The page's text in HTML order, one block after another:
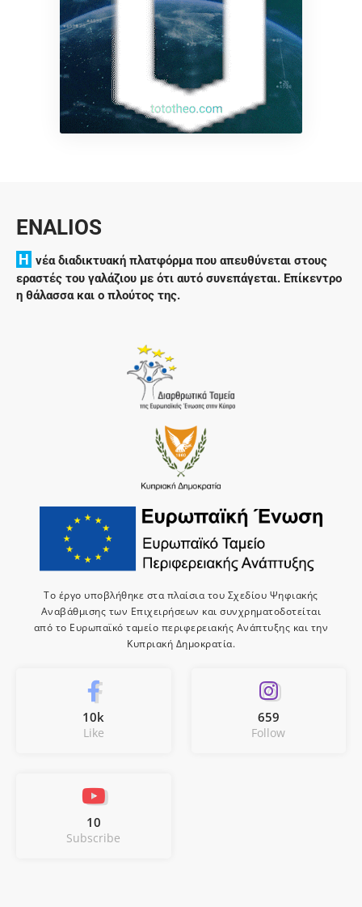
ENALIOS
H νέα διαδικτυακή πλατφόρμα που απευθύνεται στους
εραστές του γαλάζιου με ότι αυτό συνεπάγεται. Επίκεντρο
η θάλασσα και ο πλούτος της.
Το έργο υποβλήθηκε στα πλαίσια του Σχεδίου Ψηφιακής
Αναβάθμισης των Επιχειρήσεων και συνχρηματοδοτείται
από το Ευρωπαϊκό ταμείο περιφερειακής Ανάπτυξης και την
Κυπριακή Δημοκρατία.
10k
Like
659
Follow
10
Subscribe